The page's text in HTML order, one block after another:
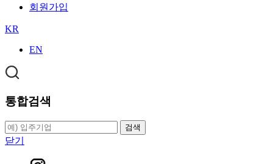
회원가입
KR
EN
통합검색
검색
닫기